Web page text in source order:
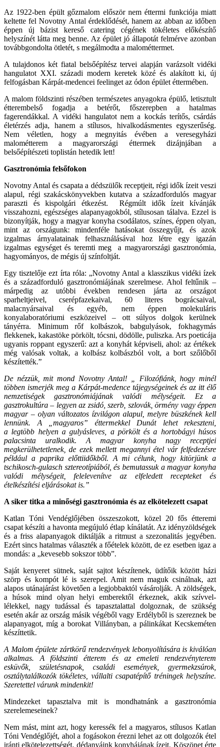
Az 1922-ben épült gőzmalom először nem éttermi funkciója miatt
keltette fel Novotny Antal érdeklődését, hanem az abban az időben
éppen új bázist kereső catering cégének tökéletes előkészítő
helyszínét látta meg benne. Az épület jó állapotát felmérve azonban
továbbgondolta ötletét, s megálmodta a malométtermet.
A tulajdonos két fiatal belsőépítész tervei alapján varázsolt vidéki
hangulatot XXI. századi modern keretek közé és alakított ki, új
felfogásban Kárpát-medencei feelinget az ódon épület éttermében.
A malom földszinti részében természetes anyagokra épülő, letisztult
étterembelső fogadja a betérőt, főszerepben a hatalmas
fagerendákkal. A vidéki hangulatot nem a kockás terítős, csárdás
életérzés adja, hanem a stílusos, hivalkodásmentes egyszerűség.
Nem véletlen, hogy a megnyitás évében a veresegyházi
malométterem a magyarországi éttermek dizájnjában a
belsőépítészeti toplistán hetedik lett!
Gasztronómia felsőfokon
Novotny Antal és csapata a dédszülők receptjeit, régi idők ízeit veszi
alapul, régi szakácskönyvekben kutatva a századfordulós magyar
paraszti és kispolgári étkezést. Régmúlt idők ízeit kívánják
visszahozni, egészséges alapanyagokból, stílusosan tálalva. Ezzel is
bizonyítják, hogy a magyar konyha csodálatos, színes, éppen olyan,
mint az országunk: mindenféle hatásokat összegyűjt, és azok
izgalmas árnyalatainak felhasználásával hoz létre egy igazán
izgalmas egységet és teremti meg a magyarországi gasztronómia,
hagyományos, de mégis új színfoltját.
Egy tisztelője ezt írta róla: „Novotny Antal a klasszikus vidéki ízek
és a századforduló gasztronómiájának szerelmese. Ahol feltűnik –
márpedig az utóbbi években rendesen járta az országot
sparheltjeivel, cserépfazekaival, 60 literes bográcsaival,
malacnyársaival és egyéb, nem éppen molekuláris
konyalaboratóriumi eszközeivel – ott súlyos dolgok kerülnek
tányérra. Minimum rőf kolbászok, babgulyások, fokhagymás
flekkenek, kakastöke pörkölt, tócsni, dödölle, puliszka. Ars poeticája
ugyanis roppant egyszerű: azt a konyhát képviseli, ahol: az értékek
még valósak voltak, a kolbász kolbászból volt, a bort szőlőből
készítették.”
De nézzük, mit mond Novotny Antal! „ Filozófiánk, hogy minél
többen ismerjék meg a Kárpát-medence tájegységeinek és az itt élő
nemzetiségek gasztronómiájának valódi mélységeit. Ez a
gasztrokultúra – legyen az zsidó, szerb, szlovák, örmény vagy éppen
magyar – olyan változatos ízvilágon alapul, melyre büszkének kell
lennünk. A „magyaros” éttermekkel Dunát lehet rekeszteni,
a legtöbb helyen a gulyásleves, a pörkölt és a hortobágyi húsos
palacsinta uralkodik. A magyar konyha nagy receptjei
megkerülhetetlenek, de ezek mellett megannyi étel vár felfedezésre
például a paprika előttiidőkből. A mi célunk, hogy kitörjünk a
tschikosch-gulasch sztereotípiából, és bemutassuk a magyar konyha
valódi mélységeit, felelevenítve az elfeledett recepteket és
ételkészítési eljárásokat is.”
A siker titka a minőségi gasztronómia és az elkötelezett csapat
Katlan Tóni Vendéglőjében összeszokott, közel 20 fős étteremi
csapat készíti a havonta megújuló étlap kínálatát. Az idényzöldségek
és a friss alapanyagok diktálják a ritmust a szezonalitás jegyében.
Ezért sincs hatalmas választék a főételek között, de ez esetben igaz a
mondás: a „kevesebb sokszor több”.
Saját kenyeret sütnek, saját sajtot készítenek, üdítőik között házi
szörp és kompót lé is szerepel. Amit nem maguk csinálnak, azt
alapos utánajárást követően a legjobbaktól vásárolják. A zöldségek,
a húsok mind olyan helyi emberektől érkeznek, akik szívvel-
lélekkel, nagy tudással és tapasztalattal dolgoznak, de szükség
esetén akár az ország másik végéből vagy Erdélyből is szereznek be
alapanyagot, míg a borokat Villányban, a pálinkákat Kecskeméten
készíttetik.
A Malom épülete zártkörű rendezvények lebonyolítására is kiválóan
alkalmas. A földszinti étterem és az emeleti rendezvényterem
esküvők, születésnapok, családi események, gyermekzsúrok,
osztálytalálkozók tökéletes, vállalti csapatépítő tréningek helyszíne.
Szeretettel várunk mindenkit!
Mindezeket tapasztalva mit is mondhatnánk a gasztronómia
szerelemeseinek?
Nem mást, mint azt, hogy keressék fel a magyaros, stílusos Katlan
Tóni Vendéglőjét, ahol a fogásokon érezni lehet az ott dolgozók étel
iránti elkötelezettségét, dédanyáink konyhájának ízeit. Köszönet érte